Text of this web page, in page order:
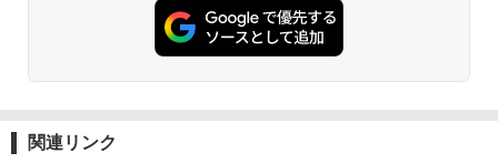
関連リンク